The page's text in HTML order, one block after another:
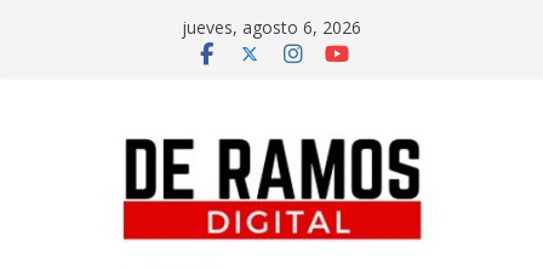
jueves, agosto 6, 2026